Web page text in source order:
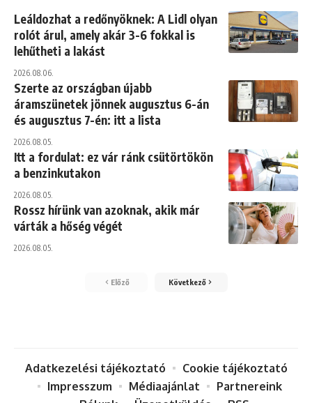
Leáldozhat a redőnyöknek: A Lidl olyan
rolót árul, amely akár 3-6 fokkal is
lehűtheti a lakást
2026.08.06.
Szerte az országban újabb
áramszünetek jönnek augusztus 6-án
és augusztus 7-én: itt a lista
2026.08.05.
Itt a fordulat: ez vár ránk csütörtökön
a benzinkutakon
2026.08.05.
Rossz hírünk van azoknak, akik már
várták a hőség végét
2026.08.05.
Előző Következő
Adatkezelési tájékoztató
Cookie tájékoztató
Impresszum
Médiaajánlat
Partnereink